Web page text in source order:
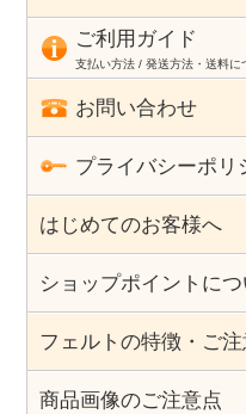
ご利用ガイド
支払い方法 / 発送方法・送料
お問い合わせ
プライバシーポリ
はじめてのお客様へ
ショップポイントにつ
フェルトの特徴・ご注
商品画像のご注意点